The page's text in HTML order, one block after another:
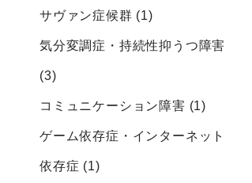
サヴァン症候群 (1)
気分変調症・持続性抑うつ障害
(3)
コミュニケーション障害 (1)
ゲーム依存症・インターネット
依存症 (1)